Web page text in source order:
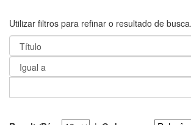
Utilizar filtros para refinar o resultado de busca.